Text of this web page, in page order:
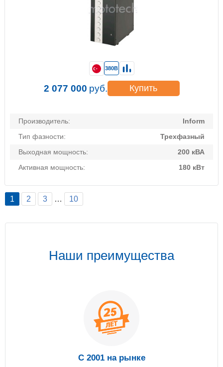
Производитель:
Inform
Тип фазности:
Трехфазный
Выходная мощность:
200 кВА
Активная мощность:
180 кВт
380В
2 077 000 руб. Купить
1 2 3 … 10
Наши преимущества
С 2001 на рынке